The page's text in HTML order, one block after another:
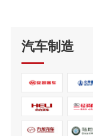
汽车制造